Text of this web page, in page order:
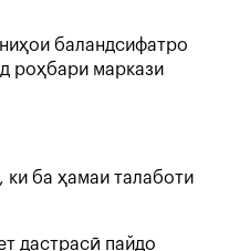
баландсифатро
роҳбари маркази
ки ба ҳамаи талаботи
дастрасӣ пайдо